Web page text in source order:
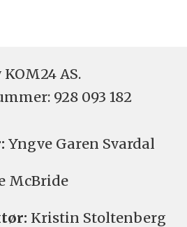
AS.
928 093 182
Yngve Garen Svardal
McBride
Kristin Stoltenberg